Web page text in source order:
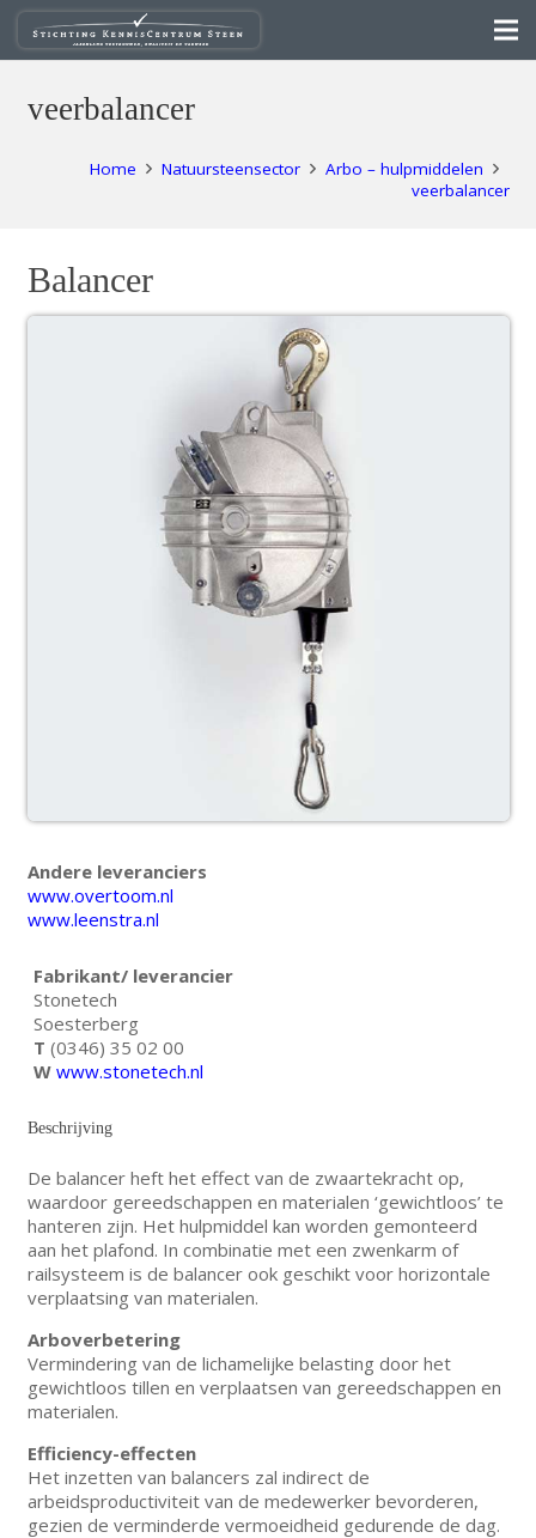
veerbalancer
Home Natuursteensector
Arbo – hulpmiddelen
veerbalancer
Balancer
Andere leveranciers
www.overtoom.nl
www.leenstra.nl
Fabrikant/ leverancier
Stonetech
Soesterberg
T (0346) 35 02 00
W www.stonetech.nl
Beschrijving
De balancer heft het effect van de zwaartekracht op,
waardoor gereedschappen en materialen ‘gewichtloos’ te
hanteren zijn. Het hulpmiddel kan worden gemonteerd
aan het plafond. In combinatie met een zwenkarm of
railsysteem is de balancer ook geschikt voor horizontale
verplaatsing van materialen.
Arboverbetering
Vermindering van de lichamelijke belasting door het
gewichtloos tillen en verplaatsen van gereedschappen en
materialen.
Efficiency-effecten
Het inzetten van balancers zal indirect de
arbeidsproductiviteit van de medewerker bevorderen,
gezien de verminderde vermoeidheid gedurende de dag.